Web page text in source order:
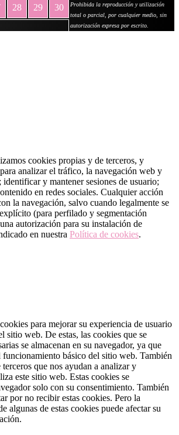
28 29 30
Prohibida la reproducción y utilización
total o parcial, por cualquier medio, sin
autorización expresa por escrito.
cookies propias y de terceros, y
analizar el tráfico, la navegación web y
identificar y mantener sesiones de usuario;
en redes sociales. Cualquier acción
la navegación, salvo cuando legalmente se
(para perfilado y segmentación
autorización para su instalación de
en nuestra Política de cookies.
para mejorar su experiencia de usuario
sitio web. De estas, las cookies que se
se almacenan en su navegador, ya que
funcionamiento básico del sitio web. También
que nos ayudan a analizar y
este sitio web. Estas cookies se
solo con su consentimiento. También
por no recibir estas cookies. Pero la
algunas de estas cookies puede afectar su